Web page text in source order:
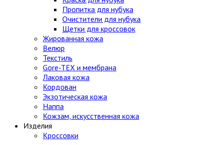
Пропитка для нубука
Очистители для нубука
Щетки для кроссовок
Жированная кожа
Велюр
Текстиль
Gore-TEX и мембрана
Лаковая кожа
Кордован
Экзотическая кожа
Наппа
Кожзам, искусственная кожа
Изделия
Кроссовки